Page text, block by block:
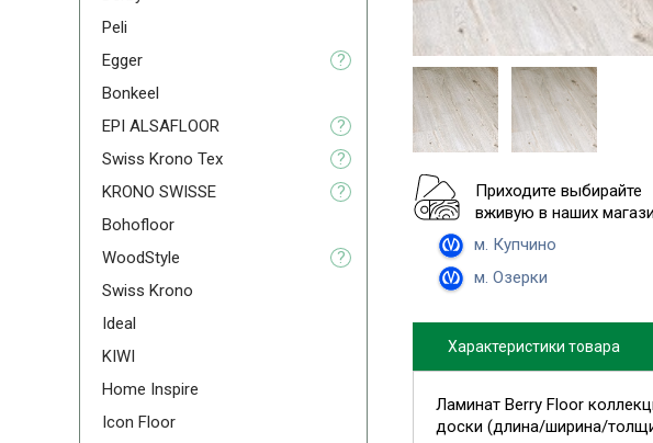
Приходите выбирайте
вживую в наших
м. Купчино
м. Озерки
Характеристики товара
Ламинат Berry Floor
доски (длина/ширина/
Peli
Egger
?
Bonkeel
EPI ALSAFLOOR
?
Swiss Krono Tex
?
KRONO SWISSE
?
Bohofloor
WoodStyle
?
Swiss Krono
Ideal
KIWI
Home Inspire
Icon Floor